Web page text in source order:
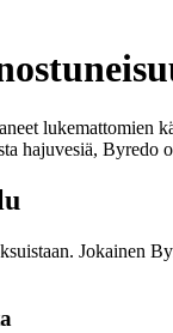
lukemattomien
hajuvesiä, Byredo
Jokainen